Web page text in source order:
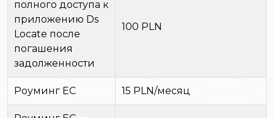
полного доступа к
приложению Ds
Locate после
погашения
задолженности
100 PLN
Роуминг ЕС 15 PLN/месяц